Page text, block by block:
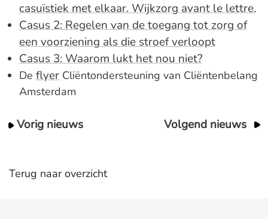
casuïstiek met elkaar. Wijkzorg avant le lettre.
Casus 2: Regelen van de toegang tot zorg of
een voorziening als die stroef verloopt
Casus 3: Waarom lukt het nou niet?
De flyerCliëntondersteuning van Cliëntenbelang
Amsterdam
Vorig nieuws Volgend nieuws
Terug naar overzicht